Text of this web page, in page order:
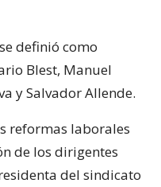
definió como
Blest, Manuel
y Salvador Allende.
reformas laborales
de los dirigentes
del sindicato